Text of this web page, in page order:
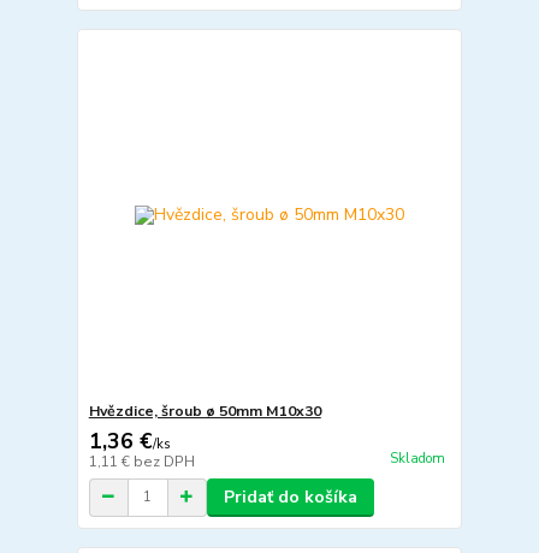
Hvězdice, šroub ø 50mm M10x30
1,36 €/ks
1,11 € bez DPH Skladom
Pridať do košíka